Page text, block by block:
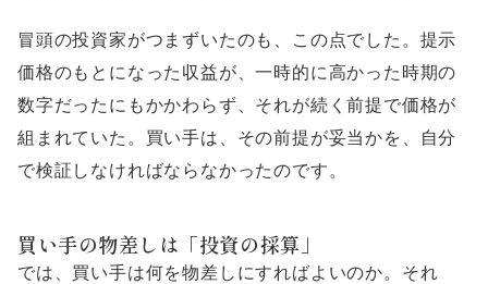
冒頭の投資家がつまずいたのも、この点でした。提示
価格のもとになった収益が、一時的に高かった時期の
数字だったにもかかわらず、それが続く前提で価格が
組まれていた。買い手は、その前提が妥当かを、自分
で検証しなければならなかったのです。
買い手の物差しは「投資の採算」
では、買い手は何を物差しにすればよいのか。それ